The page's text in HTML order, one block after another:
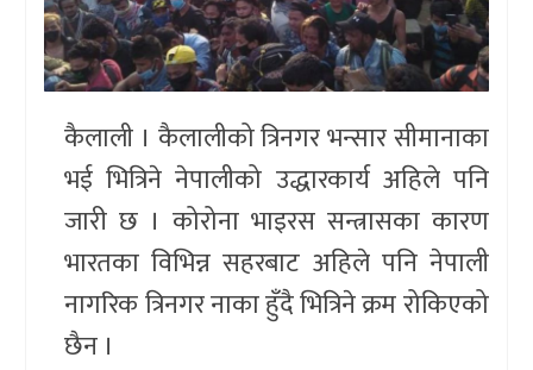
रोचक
विचार/
अन्तर्वार्ताकैलाली । कैलालीको त्रिनगर भन्सार सीमानाका
भई भित्रिने नेपालीको उद्धारकार्य अहिले पनि
जारी छ । कोरोना भाइरस सन्त्रासका कारण
भारतका विभिन्न सहरबाट अहिले पनि नेपाली
नागरिक त्रिनगर नाका हुँदै भित्रिने क्रम रोकिएको
छैन ।